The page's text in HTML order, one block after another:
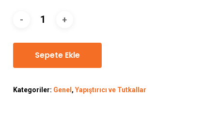
Sepete Ekle
Kategoriler: Genel , Yapıştırıcı ve Tutkallar